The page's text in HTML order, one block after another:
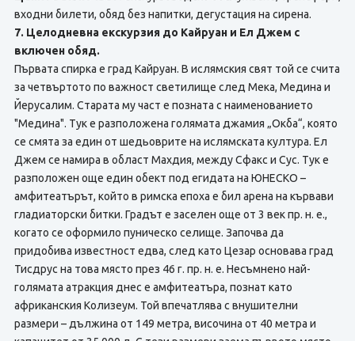
входни билети, обяд без напитки, дегустация на сирена.
7. Целодневна екскурзия до Кайруан и Ел Джем с
включен обяд.
Първата спирка е град Кайруан. В ислямския свят той се счита
за четвъртото по важност светилище след Мека, Медина и
Йерусалим. Старата му част е позната с наименованието
"Медина". Тук е разположена голямата джамия „Окба“, която
се смята за един от шедьоврите на ислямската култура. Ел
Джем се намира в област Махдия, между Сфакс и Сус. Тук е
разположен още един обект под егидата на ЮНЕСКО –
амфитеатърът, който в римска епоха е бил арена на кървави
гладиаторски битки. Градът е заселен още от 3 век пр. н. е.,
когато се оформило пуническо селище. Започва да
придобива известност едва, след като Цезар основава град
Тисдрус на това място през 46 г. пр. н. е. Несъмнено най-
голямата атракция днес е амфитеатъра, познат като
африканския Колизеум. Той впечатлява с внушителни
размери – дължина от 149 метра, височина от 40 метра и